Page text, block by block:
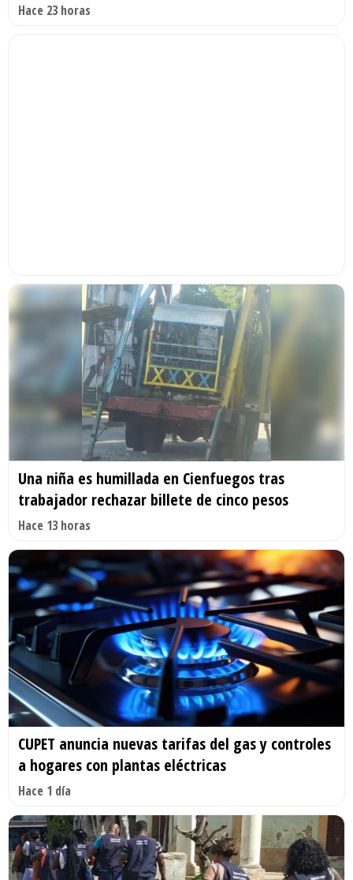
Hace 23 horas
Una niña es humillada en Cienfuegos tras
trabajador rechazar billete de cinco pesos
Hace 13 horas
CUPET anuncia nuevas tarifas del gas y controles
a hogares con plantas eléctricas
Hace 1 día